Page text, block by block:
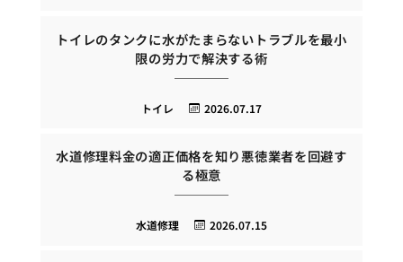
トイレのタンクに水がたまらないトラブルを最小
限の労力で解決する術
2026.07.17
トイレ
水道修理料金の適正価格を知り悪徳業者を回避す
る極意
2026.07.15
水道修理